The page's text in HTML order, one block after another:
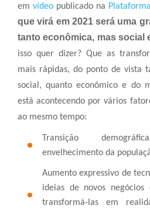
em vídeo publicado na
que virá em 2021 será uma
tanto econômica, mas social
isso quer dizer? Que as
mais rápidas, do ponto de vista
social, quanto econômico e do
está acontecendo por vários
ao mesmo tempo:
Transição
envelhecimento da
Aumento expressivo de
ideias de novos
transformá-las em